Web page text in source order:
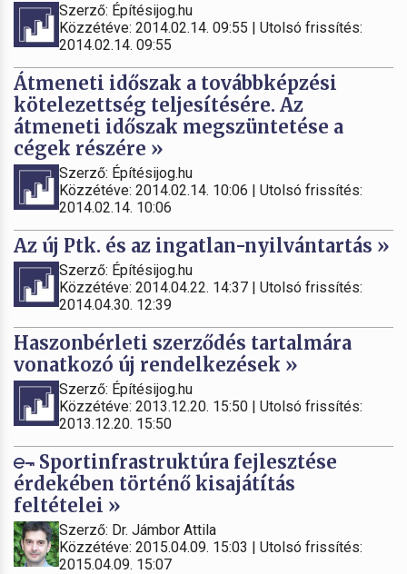
Szerző: Építésijog.hu
Közzétéve: 2014.02.14. 09:55 | Utolsó frissítés:
2014.02.14. 09:55
Átmeneti időszak a továbbképzési
kötelezettség teljesítésére. Az
átmeneti időszak megszüntetése a
cégek részére »
Szerző: Építésijog.hu
Közzétéve: 2014.02.14. 10:06 | Utolsó frissítés:
2014.02.14. 10:06
Az új Ptk. és az ingatlan-nyilvántartás »
Szerző: Építésijog.hu
Közzétéve: 2014.04.22. 14:37 | Utolsó frissítés:
2014.04.30. 12:39
Haszonbérleti szerződés tartalmára
vonatkozó új rendelkezések »
Szerző: Építésijog.hu
Közzétéve: 2013.12.20. 15:50 | Utolsó frissítés:
2013.12.20. 15:50
Sportinfrastruktúra fejlesztése
érdekében történő kisajátítás
feltételei »
Szerző: Dr. Jámbor Attila
Közzétéve: 2015.04.09. 15:03 | Utolsó frissítés:
2015.04.09. 15:07